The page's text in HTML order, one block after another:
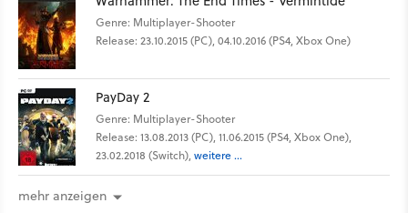
Genre: Multiplayer-Shooter
Release: 23.10.2015 (PC), 04.10.2016 (PS4, Xbox One)
PayDay 2
Genre: Multiplayer-Shooter
Release: 13.08.2013 (PC), 11.06.2015 (PS4, Xbox One),
23.02.2018 (Switch), weitere ...
mehr anzeigen